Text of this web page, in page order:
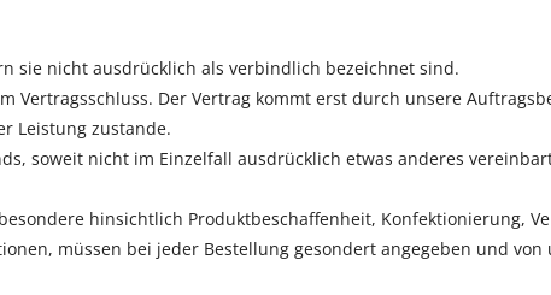
sie nicht ausdrücklich als verbindlich bezeichnet sind.
Vertragsschluss. Der Vertrag kommt erst durch unsere
Leistung zustande.
soweit nicht im Einzelfall ausdrücklich etwas anderes
hinsichtlich Produktbeschaffenheit, Konfektionierung,
müssen bei jeder Bestellung gesondert angegeben und von